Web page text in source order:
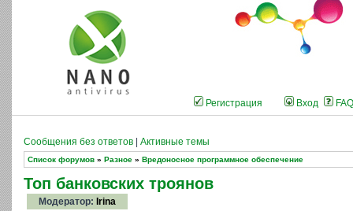
Регистрация Вход FAQ
Сообщения без ответов Активные темы
Список форумов » Разное » Вредоносное программное обеспечение
Топ банковских троянов
Модератор: Irina